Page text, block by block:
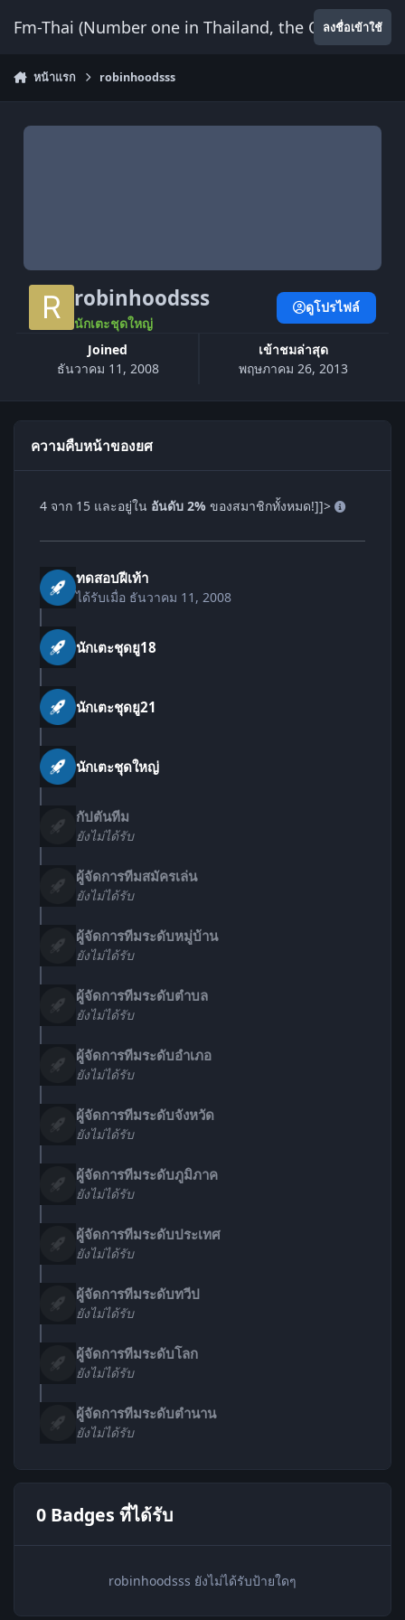
Fm-Thai (Number one in Thailand, the Onlyลงชื่อเข้าใช้
หน้าแรก robinhoodsss
robinhoodsss
นักเตะชุดใหญ่
Joined
ธันวาคม 11, 2008
เข้าชมล่าสุด
พฤษภาคม 26, 2013
ดูโปรไฟล์
ความคืบหน้าของยศ
4 จาก 15 และอยู่ใน อันดับ 2% ของสมาชิกทั้งหมด!]]>
ทดสอบฝีเท้า
ได้รับเมื่อ ธันวาคม 11, 2008
นักเตะชุดยู18
นักเตะชุดยู21
นักเตะชุดใหญ่
กัปตันทีม
ยังไม่ได้รับ
ผู้จัดการทีมสมัครเล่น
ยังไม่ได้รับ
ผู้จัดการทีมระดับหมู่บ้าน
ยังไม่ได้รับ
ผู้จัดการทีมระดับตำบล
ยังไม่ได้รับ
ผู้จัดการทีมระดับอำเภอ
ยังไม่ได้รับ
ผู้จัดการทีมระดับจังหวัด
ยังไม่ได้รับ
ผู้จัดการทีมระดับภูมิภาค
ยังไม่ได้รับ
ผู้จัดการทีมระดับประเทศ
ยังไม่ได้รับ
ผู้จัดการทีมระดับทวีป
ยังไม่ได้รับ
ผู้จัดการทีมระดับโลก
ยังไม่ได้รับ
ผู้จัดการทีมระดับตำนาน
ยังไม่ได้รับ
0 Badges ที่ได้รับ
robinhoodsss ยังไม่ได้รับป้ายใดๆ